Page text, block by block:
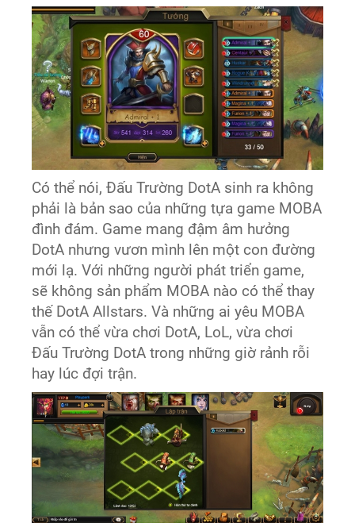
Có thể nói, Đấu Trường DotA sinh ra không
phải là bản sao của những tựa game MOBA
đình đám. Game mang đậm âm hưởng
DotA nhưng vươn mình lên một con đường
mới lạ. Với những người phát triển game,
sẽ không sản phẩm MOBA nào có thể thay
thế DotA Allstars. Và những ai yêu MOBA
vẫn có thể vừa chơi DotA, LoL, vừa chơi
Đấu Trường DotA trong những giờ rảnh rỗi
hay lúc đợi trận.